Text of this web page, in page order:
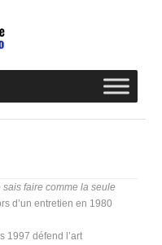
sais faire comme la seule
d’un entretien en 1980
1997 défend l’art